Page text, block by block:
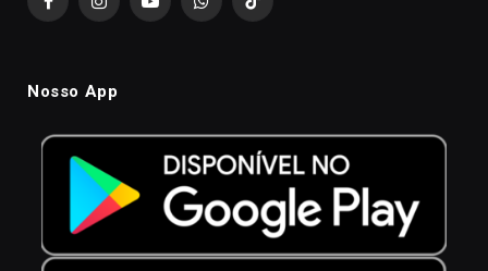
FacebookInstagramYouTubeWhatsAppTikTok
Nosso App